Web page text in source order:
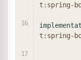
t:spring-
t:spring-